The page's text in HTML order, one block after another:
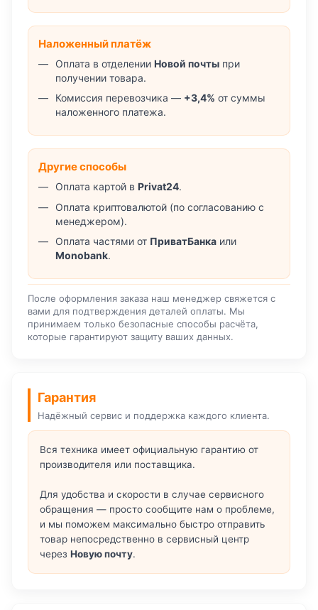
Наложенный платёж
Оплата в отделении Новой почты при
получении товара.
Комиссия перевозчика — +3,4% от суммы
наложенного платежа.
Другие способы
Оплата картой в Privat24.
Оплата криптовалютой (по согласованию с
менеджером).
Оплата частями от ПриватБанка или
Monobank.
После оформления заказа наш менеджер свяжется с
вами для подтверждения деталей оплаты. Мы
принимаем только безопасные способы расчёта,
которые гарантируют защиту ваших данных.
Гарантия
Надёжный сервис и поддержка каждого клиента.
Вся техника имеет официальную гарантию от
производителя или поставщика.
Для удобства и скорости в случае сервисного
обращения — просто сообщите нам о проблеме,
и мы поможем максимально быстро отправить
товар непосредственно в сервисный центр
через Новую почту.